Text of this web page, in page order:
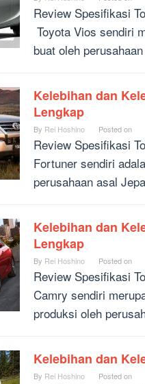
Review Spesifikasi
Toyota Vios sendiri
buat oleh
Kelebihan dan
Lengkap
By Rei Hoshino Posted on
Review Spesifikasi
Fortuner sendiri
perusahaan asal
Kelebihan dan
Lengkap
By Rei Hoshino Posted on
Review Spesifikasi
Camry sendiri
produksi oleh
Kelebihan dan
By Rei Hoshino Posted on